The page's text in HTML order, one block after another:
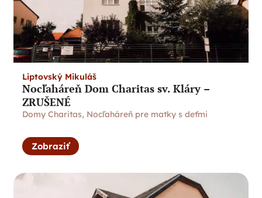
Liptovský Mikuláš
Nocľaháreň Dom Charitas sv. Kláry –
ZRUŠENÉ
Domy Charitas, Nocľaháreň pre matky s deťmi
Zobraziť